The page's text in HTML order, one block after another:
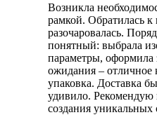
Возникла
рамкой. Обратилась
разочаровалась.
понятный: выбрала
параметры, оформила
ожидания – отличное
упаковка. Доставка
удивило. Рекомендую
создания уникальных